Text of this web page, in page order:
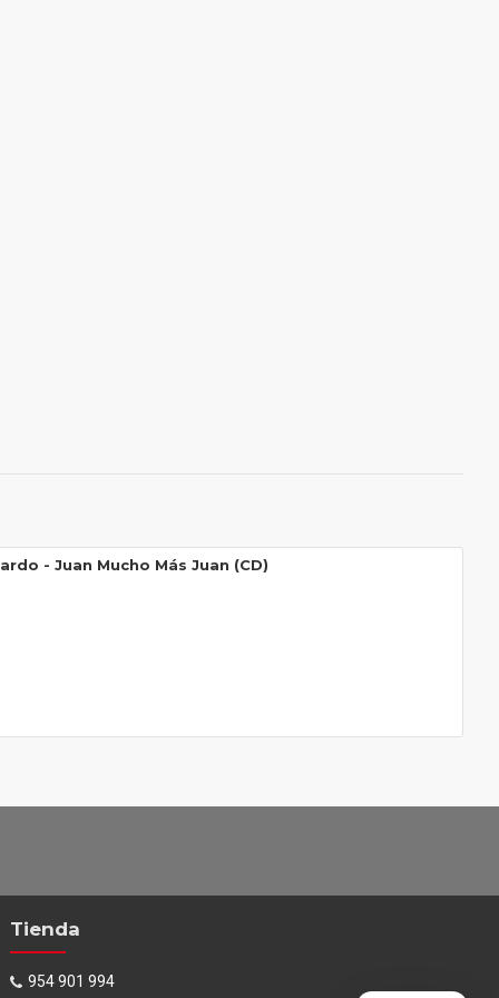
‎- Juan Mucho Más Juan (CD)
Tienda
954 901 994